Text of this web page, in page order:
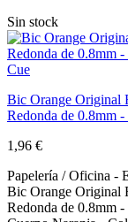
Sin stock
Bic Orange Original
Redonda de 0.8mm
1,96 €
Papelería / Oficina -
Bic Orange Original
Redonda de 0.8mm